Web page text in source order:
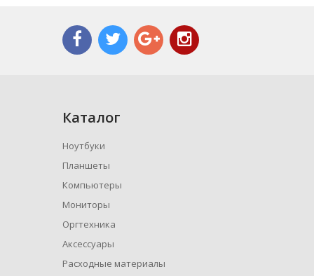
Каталог
Ноутбуки
Планшеты
Компьютеры
Мониторы
Оргтехника
Аксессуары
Расходные материалы